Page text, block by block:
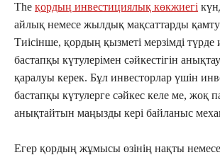
The қордың инвестициялық көкжиегі
айлық немесе жылдық мақсаттарды
Тиісінше, қордың қызметі мерзімді
бастапқы күтулерімен сәйкестігін
қаралуы керек. Бұл инвесторлар үшін
бастапқы күтулерге сәйкес келе ме, жоқ
анықтайтын маңызды кері байланыс
Егер қордың жұмысы өзінің нақты